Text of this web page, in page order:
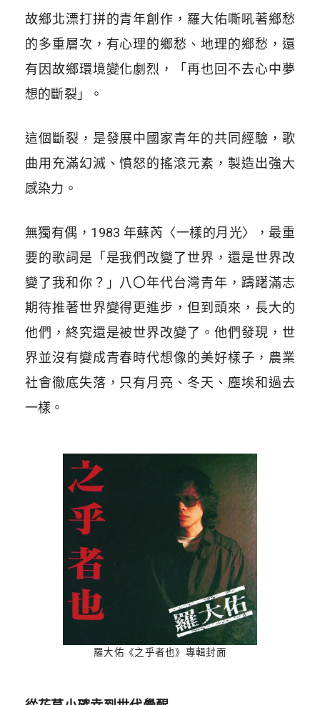
故鄉北漂打拼的青年創作，羅大佑嘶吼著鄉愁
的多重層次，有心理的鄉愁、地理的鄉愁，還
有因故鄉環境變化劇烈，「再也回不去心中夢
想的斷裂」。
這個斷裂，是發展中國家青年的共同經驗，歌
曲用充滿幻滅、憤怒的搖滾元素，製造出強大
感染力。
無獨有偶，1983 年蘇芮〈一樣的月光〉，最重
要的歌詞是「是我們改變了世界，還是世界改
變了我和你？」八〇年代台灣青年，躊躇滿志
期待推著世界變得更進步，但到頭來，長大的
他們，終究還是被世界改變了。他們發現，世
界並沒有變成青春時代想像的美好樣子，農業
社會徹底失落，只有月亮、冬天、塵埃和過去
一樣。
羅大佑《之乎者也》專輯封面